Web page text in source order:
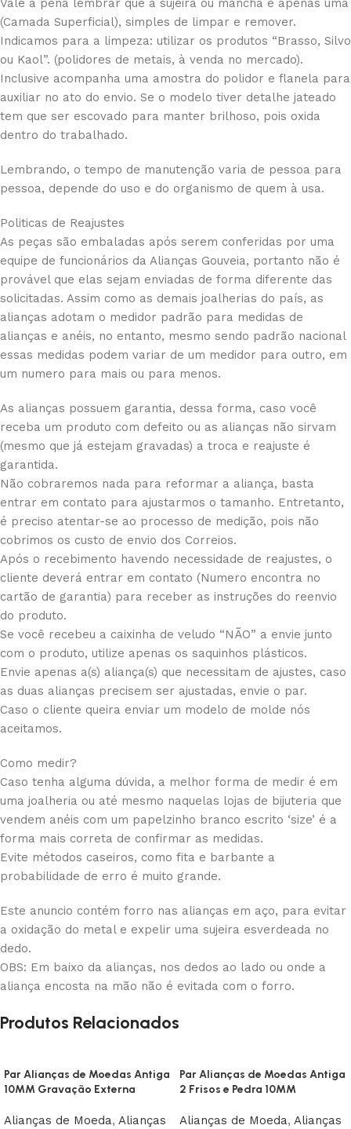
Vale a pena lembrar que a sujeira ou mancha é apenas uma
(Camada Superficial), simples de limpar e remover.
Indicamos para a limpeza: utilizar os produtos “Brasso, Silvo
ou Kaol”. (polidores de metais, à venda no mercado).
Inclusive acompanha uma amostra do polidor e flanela para
auxiliar no ato do envio. Se o modelo tiver detalhe jateado
tem que ser escovado para manter brilhoso, pois oxida
dentro do trabalhado.
Lembrando, o tempo de manutenção varia de pessoa para
pessoa, depende do uso e do organismo de quem à usa.
Politicas de Reajustes
As peças são embaladas após serem conferidas por uma
equipe de funcionários da Alianças Gouveia, portanto não é
provável que elas sejam enviadas de forma diferente das
solicitadas. Assim como as demais joalherias do país, as
alianças adotam o medidor padrão para medidas de
alianças e anéis, no entanto, mesmo sendo padrão nacional
essas medidas podem variar de um medidor para outro, em
um numero para mais ou para menos.
As alianças possuem garantia, dessa forma, caso você
receba um produto com defeito ou as alianças não sirvam
(mesmo que já estejam gravadas) a troca e reajuste é
garantida.
Não cobraremos nada para reformar a aliança, basta
entrar em contato para ajustarmos o tamanho. Entretanto,
é preciso atentar-se ao processo de medição, pois não
cobrimos os custo de envio dos Correios.
Após o recebimento havendo necessidade de reajustes, o
cliente deverá entrar em contato (Numero encontra no
cartão de garantia) para receber as instruções do reenvio
do produto.
Se você recebeu a caixinha de veludo “NÃO” a envie junto
com o produto, utilize apenas os saquinhos plásticos.
Envie apenas a(s) aliança(s) que necessitam de ajustes, caso
as duas alianças precisem ser ajustadas, envie o par.
Caso o cliente queira enviar um modelo de molde nós
aceitamos.
Como medir?
Caso tenha alguma dúvida, a melhor forma de medir é em
uma joalheria ou até mesmo naquelas lojas de bijuteria que
vendem anéis com um papelzinho branco escrito ‘size’ é a
forma mais correta de confirmar as medidas.
Evite métodos caseiros, como fita e barbante a
probabilidade de erro é muito grande.
Este anuncio contém forro nas alianças em aço, para evitar
a oxidação do metal e expelir uma sujeira esverdeada no
dedo.
OBS: Em baixo da alianças, nos dedos ao lado ou onde a
aliança encosta na mão não é evitada com o forro.
Produtos Relacionados
Par Alianças de Moedas Antiga
10MM Gravação Externa
Alianças de Moeda, Alianças
Par Alianças de Moedas Antiga
2 Frisos e Pedra 10MM
Alianças de Moeda, Alianças